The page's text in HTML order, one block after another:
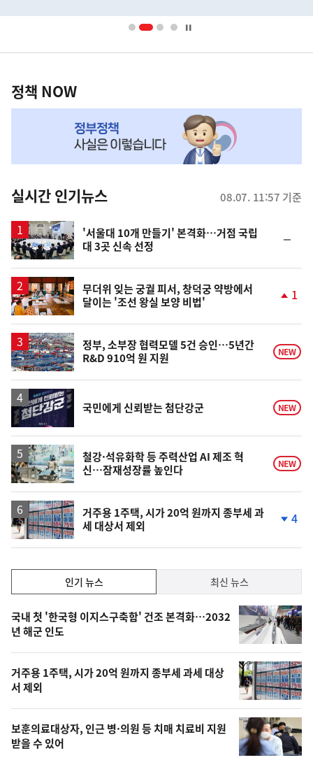
영
책
NOW,
뉴
스
정책 NOW
실시간 인기뉴스 08.07. 11:57 기준
'서울대 10개 만들기' 본격화…거점 국립
대 3곳 신속 선정
일
무더위 잊는 궁궐 피서, 창덕궁 약방에서
달이는 '조선 왕실 보양 비법'
상
승
1
정부, 소부장 협력모델 5건 승인…5년간
R&D 910억 원 지원
NEW
국민에게 신뢰받는 첨단강군 NEW
철강·석유화학 등 주력산업 AI 제조 혁
신…잠재성장률 높인다
NEW
거주용 1주택, 시가 20억 원까지 종부세 과
세 대상서 제외
하
락
4
기,
최
신,
오
늘
의
영
상
인기 뉴스 최신 뉴스
인
기
뉴
스
국내 첫 '한국형 이지스구축함' 건조 본격화…2032
년 해군 인도
거주용 1주택, 시가 20억 원까지 종부세 과세 대상
서 제외
보훈의료대상자, 인근 병·의원 등 치매 치료비 지원
받을 수 있어